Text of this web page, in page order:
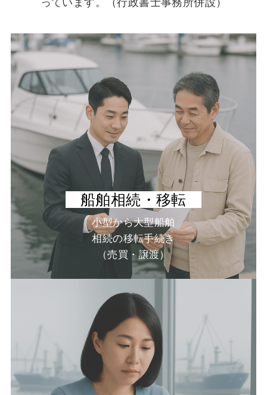
船舶相続・移転
小型から大型船舶
相続の移転手続き
（売買・譲渡）